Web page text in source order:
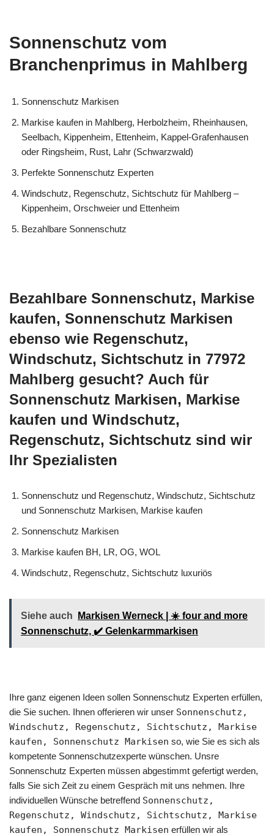
Sonnenschutz vom
Branchenprimus in Mahlberg
Sonnenschutz Markisen
Markise kaufen in Mahlberg, Herbolzheim, Rheinhausen,
Seelbach, Kippenheim, Ettenheim, Kappel-Grafenhausen
oder Ringsheim, Rust, Lahr (Schwarzwald)
Perfekte Sonnenschutz Experten
Windschutz, Regenschutz, Sichtschutz für Mahlberg –
Kippenheim, Orschweier und Ettenheim
Bezahlbare Sonnenschutz
Bezahlbare Sonnenschutz, Markise
kaufen, Sonnenschutz Markisen
ebenso wie Regenschutz,
Windschutz, Sichtschutz in 77972
Mahlberg gesucht? Auch für
Sonnenschutz Markisen, Markise
kaufen und Windschutz,
Regenschutz, Sichtschutz sind wir
Ihr Spezialisten
Sonnenschutz und Regenschutz, Windschutz, Sichtschutz
und Sonnenschutz Markisen, Markise kaufen
Sonnenschutz Markisen
Markise kaufen BH, LR, OG, WOL
Windschutz, Regenschutz, Sichtschutz luxuriös
Siehe auch
Markisen Werneck | ☀️ four and more
Sonnenschutz, ✔️ Gelenkarmmarkisen
Ihre ganz eigenen Ideen sollen Sonnenschutz Experten erfüllen,
die Sie suchen. Ihnen offerieren wir unser Sonnenschutz,
Windschutz, Regenschutz, Sichtschutz, Markise
kaufen, Sonnenschutz Markisen so, wie Sie es sich als
kompetente Sonnenschutzexperte wünschen. Unsre
Sonnenschutz Experten müssen abgestimmt gefertigt werden,
falls Sie sich Zeit zu einem Gespräch mit uns nehmen. Ihre
individuellen Wünsche betreffend Sonnenschutz,
Regenschutz, Windschutz, Sichtschutz, Markise
kaufen, Sonnenschutz Markisen erfüllen wir als